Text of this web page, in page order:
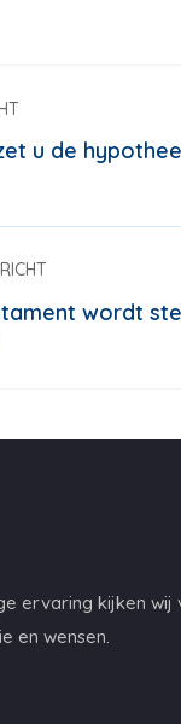
u de
wordt
ervaring kijken wij
en wensen.